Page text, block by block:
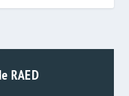
RAED